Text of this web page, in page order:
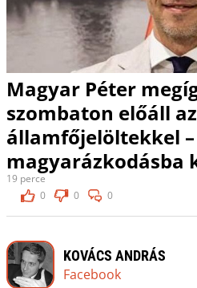
Magyar Péter
szombaton előáll az
államfőjelöltekkel
magyarázkodásba
19 perce
0
0 0
KOVÁCS ANDRÁS
Facebook